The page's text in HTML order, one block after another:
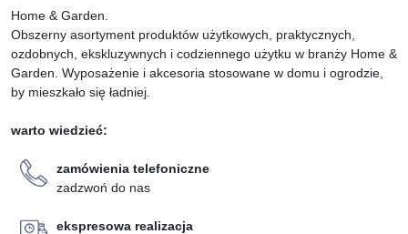
opcję.
Home & Garden.
Obszerny asortyment produktów użytkowych, praktycznych,
ozdobnych, ekskluzywnych i codziennego użytku w branży Home &
Garden. Wyposażenie i akcesoria stosowane w domu i ogrodzie,
by mieszkało się ładniej.
warto wiedzieć:
zamówienia telefoniczne
zadzwoń do nas
ekspresowa realizacja